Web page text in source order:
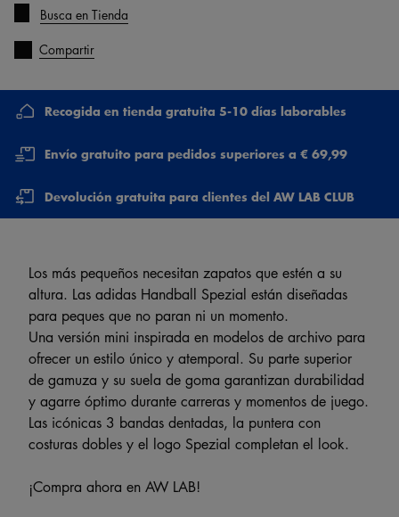
Busca en Tienda
Compartir
Recogida en tienda gratuita 5-10 días laborables
Envío gratuito para pedidos superiores a € 69,99
Devolución gratuita para clientes del AW LAB CLUB
Los más pequeños necesitan zapatos que estén a su
altura. Las adidas Handball Spezial están diseñadas
para peques que no paran ni un momento.
Una versión mini inspirada en modelos de archivo para
ofrecer un estilo único y atemporal. Su parte superior
de gamuza y su suela de goma garantizan durabilidad
y agarre óptimo durante carreras y momentos de juego.
Las icónicas 3 bandas dentadas, la puntera con
costuras dobles y el logo Spezial completan el look.
¡Compra ahora en AW LAB!